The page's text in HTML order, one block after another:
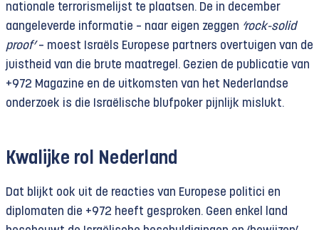
nationale terrorismelijst te plaatsen. De in december
aangeleverde informatie – naar eigen zeggen ‘rock-solid
proof’– moest Israëls Europese partners overtuigen van de
juistheid van die brute maat­regel. Gezien de publicatie van
+972 Magazine en de uitkomsten van het Nederlandse
onderzoek is die Israëlische blufpoker pijnlijk mislukt.
Kwalijke rol Nederland
Dat blijkt ook uit de reacties van Europese politici en
diplomaten die +972 heeft gesproken. Geen enkel land